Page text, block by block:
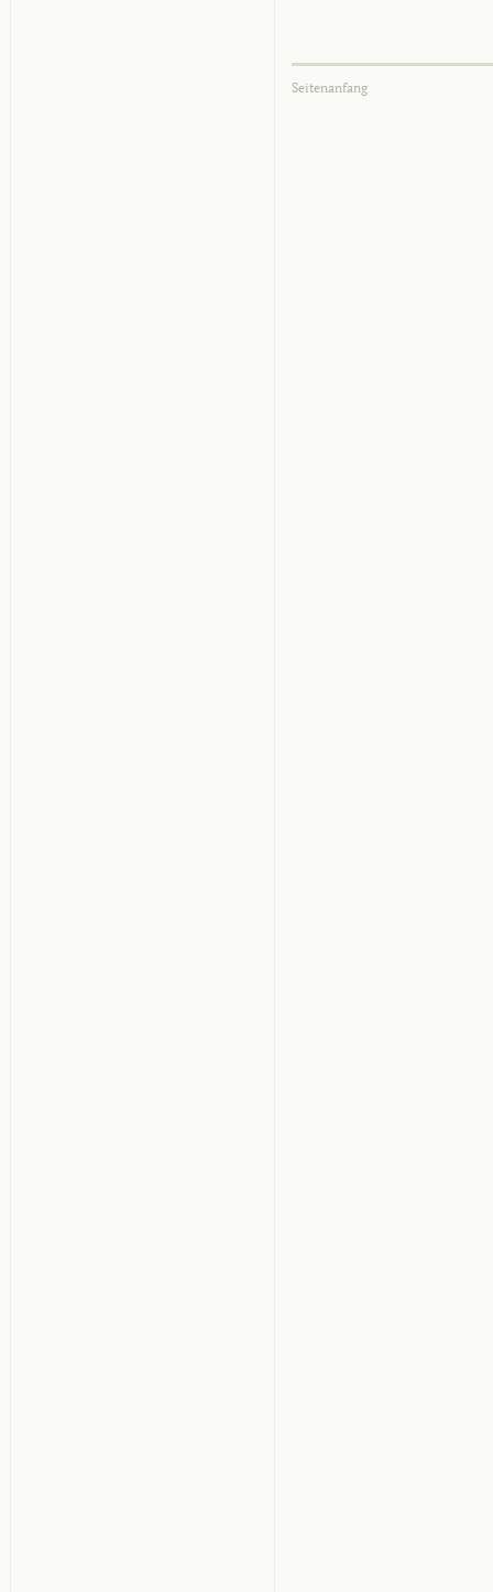
Seitenanfang